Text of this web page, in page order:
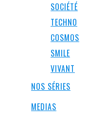
SOCIÉTÉ
TECHNO
COSMOS
SMILE
VIVANT
NOS SÉRIES
MEDIAS